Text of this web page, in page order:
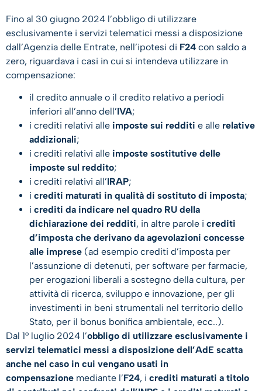
Fino al 30 giugno 2024 l’obbligo di utilizzare
esclusivamente i servizi telematici messi a disposizione
dall’Agenzia delle Entrate, nell’ipotesi di F24 con saldo a
zero, riguardava i casi in cui si intendeva utilizzare in
compensazione:
il credito annuale o il credito relativo a periodi
inferiori all’anno dell’IVA;
i crediti relativi alle imposte sui redditi e alle relative
addizionali;
i crediti relativi alle imposte sostitutive delle
imposte sul reddito;
i crediti relativi all’IRAP;
i crediti maturati in qualità di sostituto di imposta;
i crediti da indicare nel quadro RU della
dichiarazione dei redditi, in altre parole i crediti
d’imposta che derivano da agevolazioni concesse
alle imprese (ad esempio crediti d’imposta per
l’assunzione di detenuti, per software per farmacie,
per erogazioni liberali a sostegno della cultura, per
attività di ricerca, sviluppo e innovazione, per gli
investimenti in beni strumentali nel territorio dello
Stato, per il bonus bonifica ambientale, ecc..).
Dal 1° luglio 2024 l’obbligo di utilizzare esclusivamente i
servizi telematici messi a disposizione dell’AdE scatta
anche nel caso in cui vengano usati in
compensazione mediante l’F24, i crediti maturati a titolo